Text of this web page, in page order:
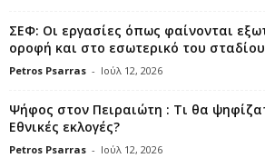
ΣΕΦ: Οι εργασίες όπως φαίνονται
οροφή και στο εσωτερικό του
Petros Psarras - Ιούλ 12, 2026
Ψήφος στον Πειραιώτη : Τι θα
Εθνικές εκλογές?
Petros Psarras - Ιούλ 12, 2026